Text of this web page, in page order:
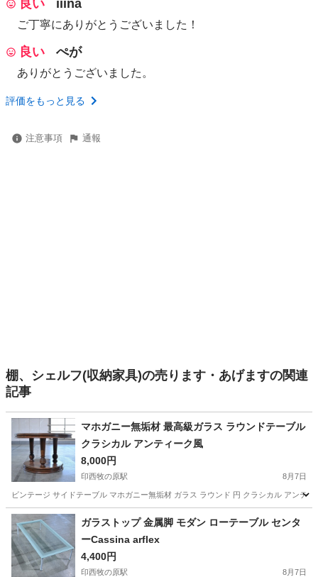
良い iiina
ご丁寧にありがとうございました！
良い ぺが
ありがとうございました。
評価をもっと見る
注意事項 通報
棚、シェルフ(収納家具)の売ります・あげますの関連
記事
マホガニー無垢材 最高級ガラス ラウンドテーブル
クラシカル アンティーク風
8,000円
印西牧の原駅 8月7日
ビンテージ サイドテーブル マホガニー無垢材 ガラス ラウンド 円 クラシカル アンテ
千葉 印西市 印西牧の原駅 テーブル
ガラストップ 金属脚 モダン ローテーブル センタ
ーCassina arflex
4,400円
印西牧の原駅 8月7日